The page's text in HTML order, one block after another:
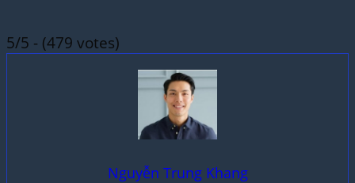
5/5 - (479 votes)
Nguyễn Trung Khang